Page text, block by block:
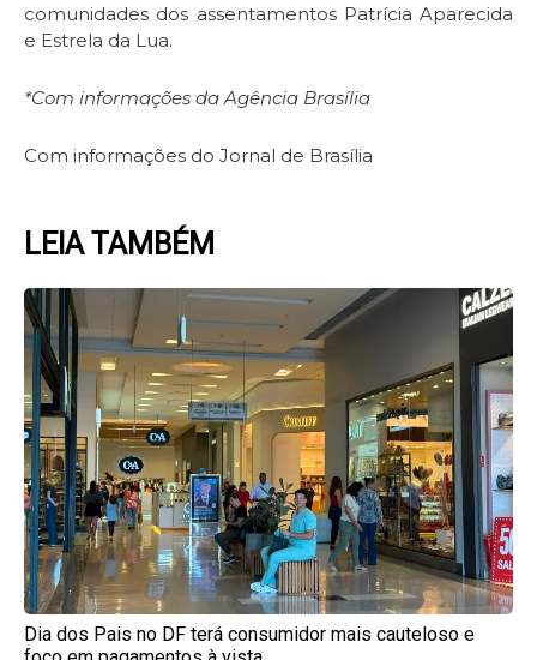
comunidades dos assentamentos Patrícia Aparecida
e Estrela da Lua.
*Com informações da Agência Brasília
Com informações do Jornal de Brasília
LEIA TAMBÉM
Dia dos Pais no DF terá consumidor mais cauteloso e
PagePagePagePage Page